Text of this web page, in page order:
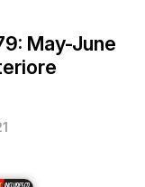
May-June